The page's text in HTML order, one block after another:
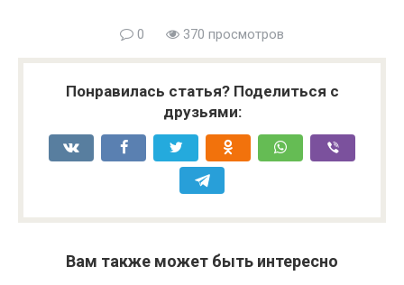
0 370 просмотров
Понравилась статья? Поделиться с
друзьями:
Вам также может быть интересно